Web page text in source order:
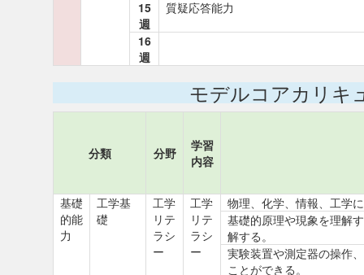
15
週
質疑応答能力
16
週
モデルコアカリキ
分類 分野
学習
内容
基礎
的能
力
工学基
礎
工学
リテ
ラシ
ー
工学
リテ
ラシ
ー
物理、化学、情報、工学
基礎的原理や現象を理解
解する。
実験装置や測定器の操作
ことができる。